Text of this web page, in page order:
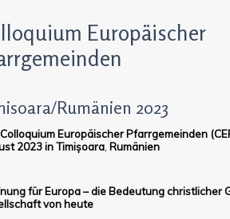
Europäischer
Rumänien 2023
Europäischer Pfarrgemeinden
2023 inTimișoara Rumänien
für Europa – die Bedeutung christlicher
von heute